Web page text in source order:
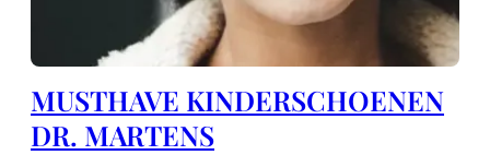
MUSTHAVE KINDERSCHOENEN
DR. MARTENS